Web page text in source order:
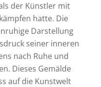
der Künstler mit
hatte. Die
Darstellung
seiner inneren
nach Ruhe und
Dieses Gemälde
auf die Kunstwelt